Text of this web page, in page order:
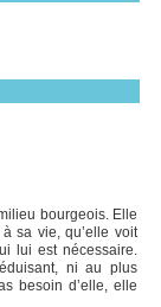
bourgeois. Elle
sa vie, qu’elle voit
lui est nécessaire.
ni au plus
besoin d’elle, elle